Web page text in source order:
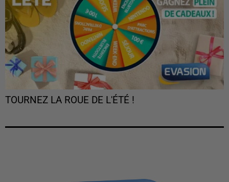
TOURNEZ LA ROUE DE L'ÉTÉ !